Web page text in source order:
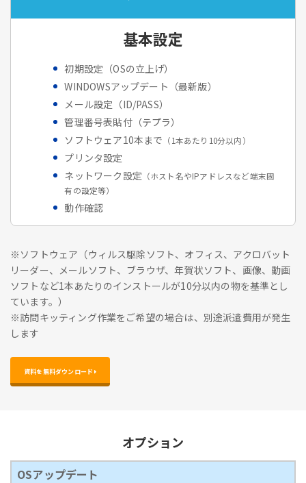
基本設定
初期設定（OSの立上げ）
WINDOWSアップデート（最新版）
メール設定（ID/PASS）
管理番号表貼付（テプラ）
ソフトウェア10本まで （1本あたり10分以内）
プリンタ設定
ネットワーク設定 （ホスト名やIPアドレスなど端末固
有の設定等）
動作確認
※ソフトウェア（ウィルス駆除ソフト、オフィス、アクロバット
リーダー、メールソフト、ブラウザ、年賀状ソフト、画像、動画
ソフトなど1本あたりのインストールが10分以内の物を基準とし
ています。）
※訪問キッティング作業をご希望の場合は、別途派遣費用が発生
します
資料を無料ダウンロード
オプション
OSアップデート